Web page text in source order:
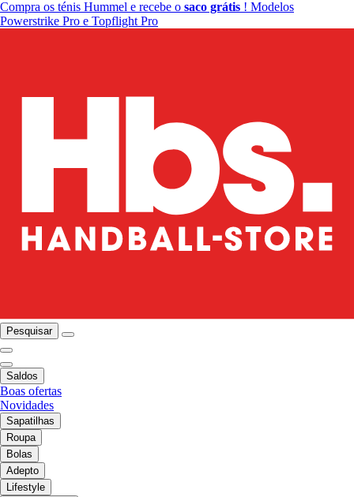
Compra os ténis Hummel e recebe o saco grátis ! Modelos
Powerstrike Pro e Topflight Pro
Pesquisar
Saldos
Boas ofertas
Novidades
Sapatilhas
Roupa
Bolas
Adepto
Lifestyle